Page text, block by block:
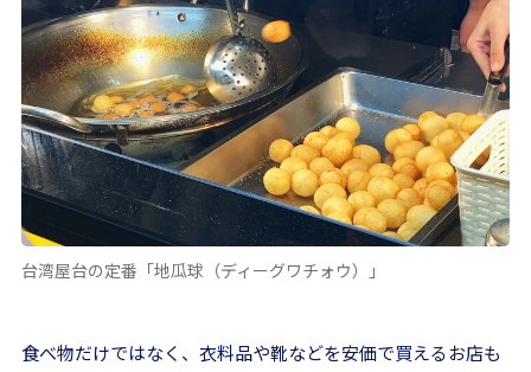
台湾屋台の定番「地瓜球（ディーグワチォウ）」
食べ物だけではなく、衣料品や靴などを安価で買えるお店も